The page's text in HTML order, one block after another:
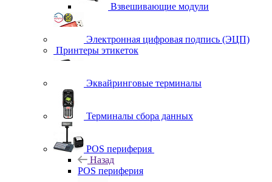
Взвешивающие модули
Электронная цифровая подпись (ЭЦП)
Принтеры этикеток
Эквайринговые терминалы
Терминалы сбора данных
POS периферия
Назад
POS периферия